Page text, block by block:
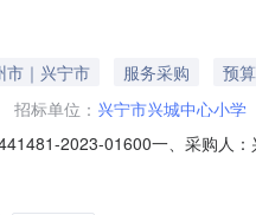
市｜兴宁市 服务采购
预
招标单位： 兴宁市兴城中心小学
2023-01600一、采购人